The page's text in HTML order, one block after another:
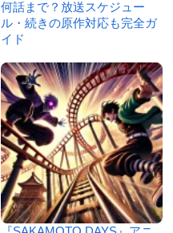
何話まで？放送スケジュー
ル・続きの原作対応も完全ガ
イド